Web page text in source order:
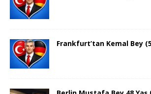
Frankfurt’tan Kemal Bey